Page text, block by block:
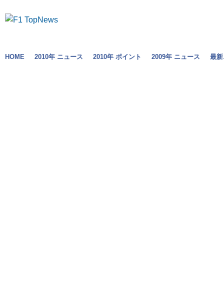
HOME 2010年 ニュース 2010年 ポイント 2009年 ニュース 最